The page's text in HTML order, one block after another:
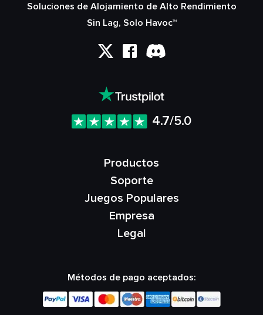
Soluciones de Alojamiento de Alto Rendimiento
Sin Lag, Solo Havoc™
4.7/5.0
Productos
Soporte
Juegos Populares
Empresa
Legal
Métodos de pago aceptados: